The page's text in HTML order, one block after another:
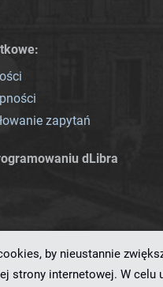
zapytań
dLibra
by nieustannie
strony internetowej. W celu